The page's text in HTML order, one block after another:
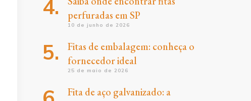
perfuradas em SP
10 de junho de 2026
Fitas de embalagem: conheça o
fornecedor ideal
25 de maio de 2026
Fita de aço galvanizado: a